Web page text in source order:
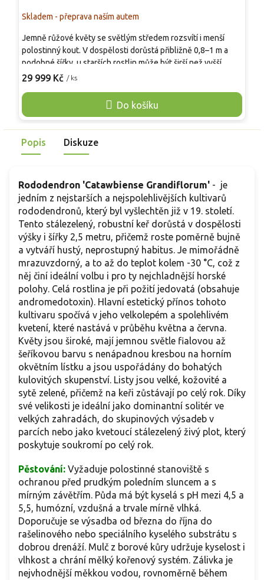
Skladem - přeprava naším autem
29 999 Kč / ks
Do košíku
Jemně růžové květy se světlým středem rozsvítí i menší
polostinný kout. V dospělosti dorůstá přibližně 0,8–1 m a
podobné šířky, u starších rostlin může být širší než vyšší.
Tvoří nízký, hustý, stálezelený keř vhodný do předzahrádek,
kulovitých květenstvích a zvlněný lem květů dodává růžové
barvě měkký, lehce krajkový výraz. Nejlépe prospívá v
poledního úpalu. V menší zahradě působí upraveně i bez
pravidelného řezu.
Popis Diskuze
Rododendron 'Catawbiense Grandiflorum' - je
jedním z nejstarších a nejspolehlivějších kultivarů
rododendronů, který byl vyšlechtěn již v 19. století.
Tento stálezelený, robustní keř dorůstá v dospělosti
výšky i šířky 2,5 metru, přičemž roste poměrně bujně
a vytváří hustý, neprostupný habitus. Je mimořádně
mrazuvzdorný, a to až do teplot kolem -30 °C, což z
něj činí ideální volbu i pro ty nejchladnější horské
polohy. Celá rostlina je při požití jedovatá (obsahuje
andromedotoxin). Hlavní estetický přínos tohoto
kultivaru spočívá v jeho velkolepém a spolehlivém
kvetení, které nastává v průběhu května a června.
Květy jsou široké, mají jemnou světle fialovou až
šeříkovou barvu s nenápadnou kresbou na horním
okvětním lístku a jsou uspořádány do bohatých
kulovitých skupenství. Listy jsou velké, kožovité a
sytě zelené, přičemž na keři zůstávají po celý rok. Díky
své velikosti je ideální jako dominantní solitér ve
velkých zahradách, do skupinových výsadeb v
parcích nebo jako kvetoucí stálezelený živý plot, který
poskytuje soukromí po celý rok.
Pěstování: Vyžaduje polostinné stanoviště s
ochranou před prudkým poledním sluncem a s
mírným závětřím. Půda má být kyselá s pH mezi 4,5 a
5,5, humózní, vzdušná a trvale mírně vlhká.
Doporučuje se výsadba od března do října do
rašelinového nebo speciálního kyselého substrátu s
dobrou drenáží. Mulč z borové kůry udržuje kyselost i
vlhkost a chrání mělký kořenový systém. Zálivka je
nejvhodnější měkkou vodou, rovnoměrně během